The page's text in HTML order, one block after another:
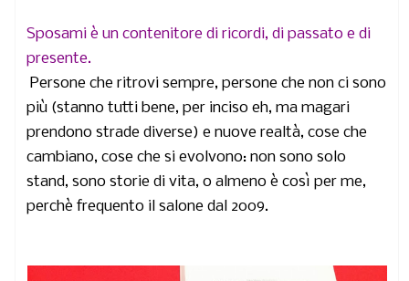
Sposami è un contenitore di ricordi, di passato e di
presente.
Persone che ritrovi sempre, persone che non ci sono
più (stanno tutti bene, per inciso eh, ma magari
prendono strade diverse) e nuove realtà, cose che
cambiano, cose che si evolvono: non sono solo
stand, sono storie di vita, o almeno è così per me,
perchè frequento il salone dal 2009.